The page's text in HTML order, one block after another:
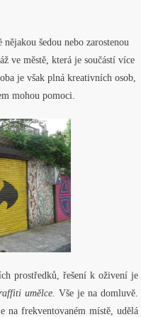
šedou nebo zarostenou
ve městě, která je součástí více
je však plná kreativních osob,
mohou pomoci.
prostředků, řešení k oživení je
umělce.
Vše je na domluvě.
na frekventovaném místě, udělá